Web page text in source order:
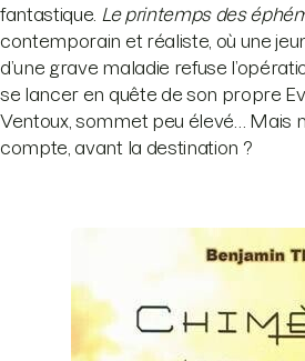
fantastique. Le printemps des
contemporain et réaliste, où une
d’une grave maladie refuse
se lancer en quête de son propre
Ventoux, sommet peu élevé… Mais
compte, avant la destination ?